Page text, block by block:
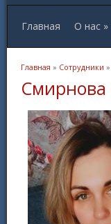
Главная О нас »
Вы здесь
Главная » Сотрудники
Смирнова